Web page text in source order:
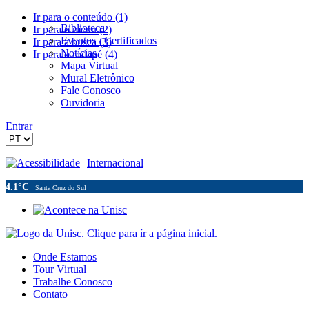
Ir para o conteúdo (1)
Ir para o menu (2)
Ir para a busca (3)
Ir para o rodapé (4)
Biblioteca
Eventos / Certificados
Notícias
Mapa Virtual
Mural Eletrônico
Fale Conosco
Ouvidoria
Entrar
Acessibilidade Internacional
4.1°C Santa Cruz do Sul
Onde Estamos
Tour Virtual
Trabalhe Conosco
Contato